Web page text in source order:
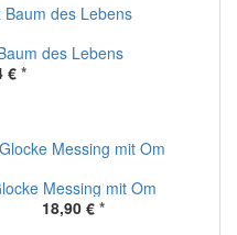
des Lebens
€ *
Messing mit Om
18,90 € *